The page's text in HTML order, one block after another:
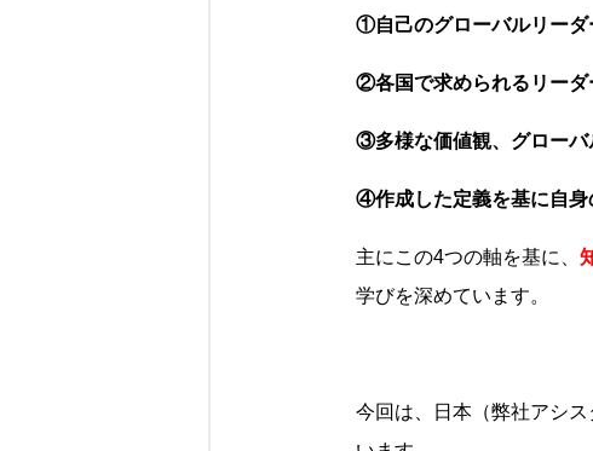
①自己のグローバルリーダ
②各国で求められるリーダ
③多様な価値観、グローバ
④作成した定義を基に自身
主にこの4つの軸を基に、
学びを深めています。
今回は、日本（弊社アシ